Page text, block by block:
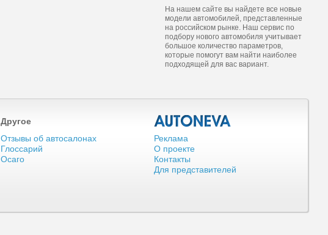
На нашем сайте вы найдете все новые
модели автомобилей, представленные
на российском рынке. Наш сервис по
подбору нового автомобиля учитывает
большое количество параметров,
которые помогут вам найти наиболее
подходящей для вас вариант.
Другое
Отзывы об автосалонах
Глоссарий
Осаго
Реклама
О проекте
Контакты
Для представителей